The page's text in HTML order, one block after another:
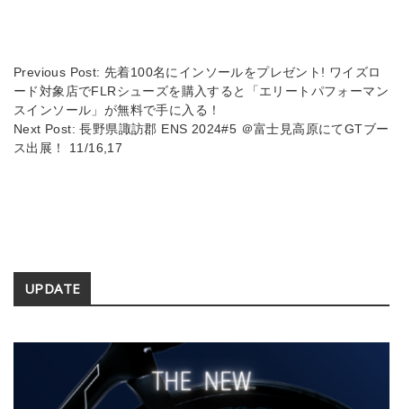
k
Previous Post:先着100名にインソールをプレゼント! ワイズロ
ード対象店でFLRシューズを購入すると「エリートパフォーマン
スインソール」が無料で手に入る！
Next Post:長野県諏訪郡 ENS 2024#5 ＠富士見高原にてGTブー
ス出展！ 11/16,17
Secondary
UPDATE